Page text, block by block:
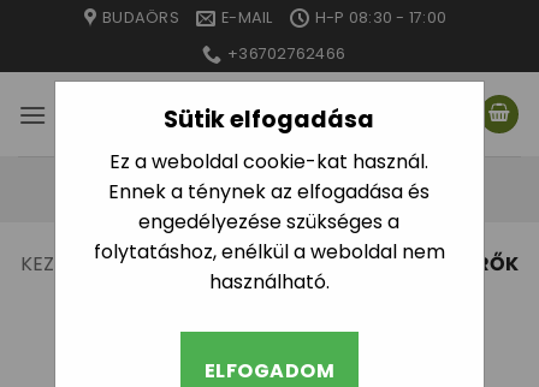
Sütik elfogadása
Ez a weboldal cookie-kat használ.
Ennek a ténynek az elfogadása és
engedélyezése szükséges a
folytatáshoz, enélkül a weboldal nem
használható.
ELFOGADOM
content
BUDAÖRS E-MAIL
H-P 08:30 - 17:00
+36702762466
KEZDŐLAP / SZERELVÉNYEK, KIEGÉSZÍTŐK / SZŰRŐK